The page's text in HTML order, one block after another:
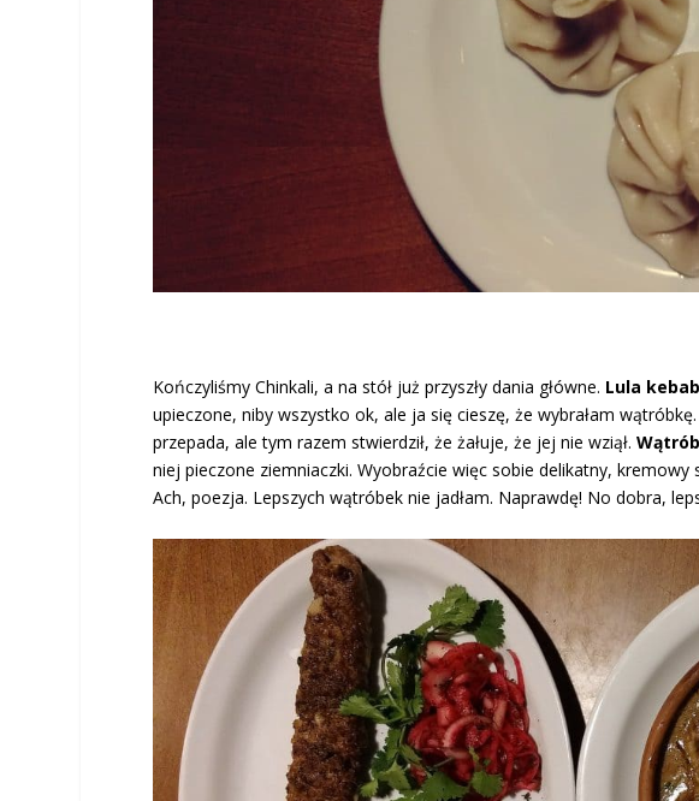
Kończyliśmy Chinkali, a na stół już przyszły dania główne. Lula kebab
upieczone, niby wszystko ok, ale ja się cieszę, że wybrałam
przepada, ale tym razem stwierdził, że żałuje, że jej nie wziął.
niej pieczone ziemniaczki. Wyobraźcie więc sobie delikatny,
Ach, poezja. Lepszych wątróbek nie jadłam. Naprawdę! No dobra,